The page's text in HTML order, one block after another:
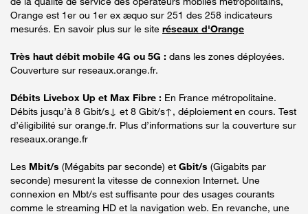
Orange est 1er ou 1er ex æquo sur 251 des 258 indicateurs
mesurés. En savoir plus sur le site réseaux d'Orange
Très haut débit mobile 4G ou 5G : dans les zones déployées.
Couverture sur reseaux.orange.fr.
Débits Livebox Up et Max Fibre : En France métropolitaine.
Débits jusqu’à 8 Gbit/s↓ et 8 Gbit/s↑, déploiement en cours. Test
d’éligibilité sur orange.fr. Plus d’informations sur la couverture sur
reseaux.orange.fr
Les Mbit/s (Mégabits par seconde) et Gbit/s (Gigabits par
seconde) mesurent la vitesse de connexion Internet. Une
connexion en Mbt/s est suffisante pour des usages courants
comme le streaming HD et la navigation web. En revanche, une